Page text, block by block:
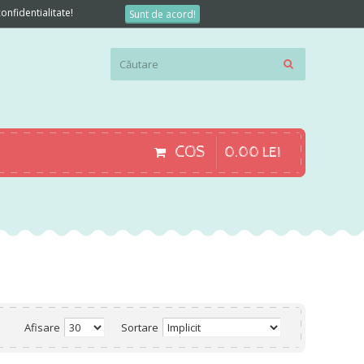
COS 0.00 LEI
Afisare Sortare
Sunt de acord!